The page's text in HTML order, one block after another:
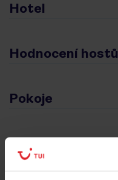
Hotel
Hodnocení hostů
Pokoje